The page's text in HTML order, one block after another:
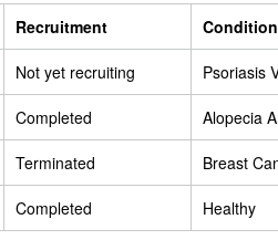
Recruitment
Not yet recruiting Psoriasis
Completed Alopecia
Terminated Breast
Completed Healthy